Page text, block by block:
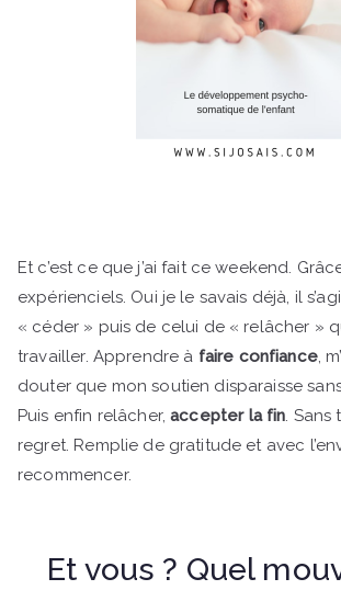
Et c’est ce que j’ai fait ce weekend.
expérienciels. Oui je le savais déjà, il
« céder » puis de celui de « relâcher »
travailler. Apprendre à faire confiance,
douter que mon soutien disparaisse
Puis enfin relâcher,accepter la fin. Sans
regret. Remplie de gratitude et avec
recommencer.
Et vous ? Quel